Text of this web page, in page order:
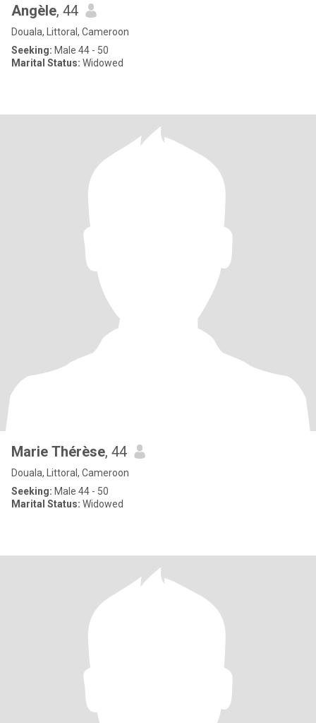
Angèle, 44
Douala, Littoral, Cameroon
Seeking: Male 44 - 50
Marital Status: Widowed
Marie Thérèse, 44
Douala, Littoral, Cameroon
Seeking: Male 44 - 50
Marital Status: Widowed